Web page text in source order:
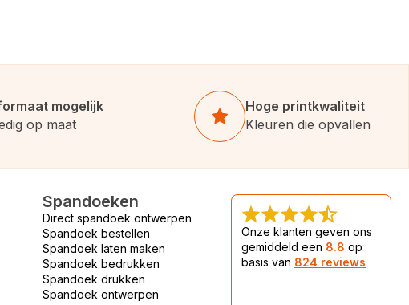
mogelijk
op maat
Hoge printkwaliteit
Kleuren die opvallen
Spandoeken
Direct spandoek ontwerpen
Spandoek bestellen
Spandoek laten maken
Spandoek bedrukken
Spandoek drukken
Spandoek ontwerpen
Onze klanten geven ons
gemiddeld een 8.8 op
basis van 824 reviews